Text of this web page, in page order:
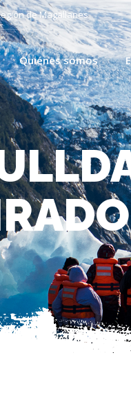
de Magallanes
Quiénes somos